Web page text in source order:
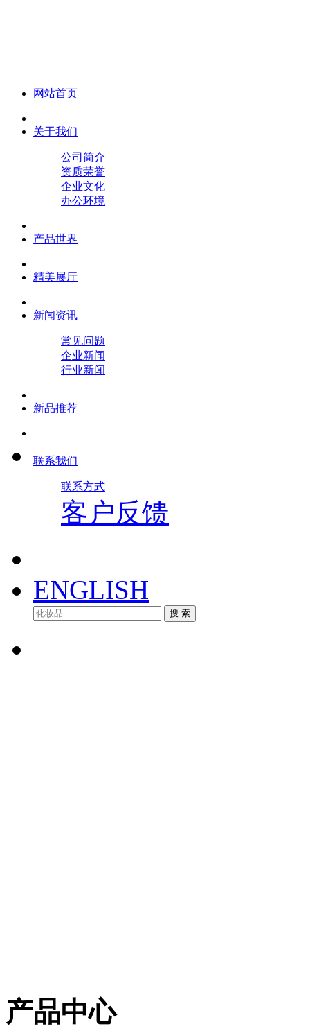
网站首页
关于我们
公司简介
资质荣誉
企业文化
办公环境
产品世界
精美展厅
新闻资讯
常见问题
企业新闻
行业新闻
新品推荐
联系我们
联系方式
客户反馈
ENGLISH
产品中心